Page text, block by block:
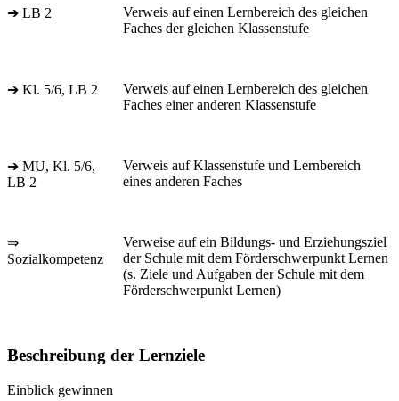
➔ LB 2
Verweis auf einen Lernbereich des gleichen
Faches der gleichen Klassenstufe
➔ Kl. 5/6, LB 2
Verweis auf einen Lernbereich des gleichen
Faches einer anderen Klassenstufe
➔ MU, Kl. 5/6,
LB 2
Verweis auf Klassenstufe und Lernbereich
eines anderen Faches
⇒
Sozialkompetenz
Verweise auf ein Bildungs- und Erziehungsziel
der Schule mit dem Förderschwerpunkt Lernen
(s. Ziele und Aufgaben der Schule mit dem
Förderschwerpunkt Lernen)
Beschreibung der Lernziele
Einblick gewinnen